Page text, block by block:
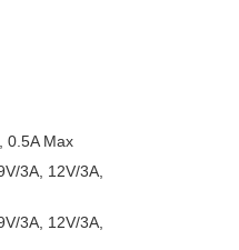
0.5A Max
3A, 12V/3A,
3A, 12V/3A,